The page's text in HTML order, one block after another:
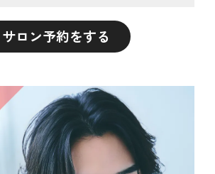
サロン予約をする